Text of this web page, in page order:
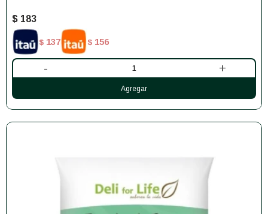
$ 183
$ 137 $ 156
- +